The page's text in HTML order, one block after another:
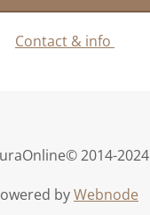
Contact & info
2014-2024
byWebnode